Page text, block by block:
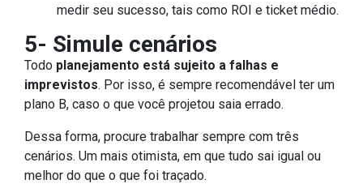
medir seu sucesso, tais como ROI e ticket médio.
5- Simule cenários
Todo planejamento está sujeito a falhas e
imprevistos. Por isso, é sempre recomendável ter um
plano B, caso o que você projetou saia errado.
Dessa forma, procure trabalhar sempre com três
cenários. Um mais otimista, em que tudo sai igual ou
melhor do que o que foi traçado.